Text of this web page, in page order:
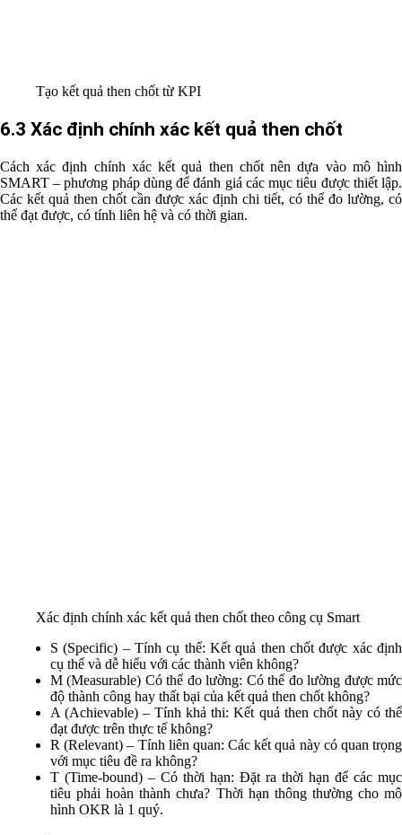
Tạo kết quả then chốt từ KPI
6.3 Xác định chính xác kết quả then chốt
Cách xác định chính xác kết quả then chốt nên dựa vào mô hình
SMART – phương pháp dùng để đánh giá các mục tiêu được thiết lập.
Các kết quả then chốt cần được xác định chi tiết, có thể đo lường, có
thể đạt được, có tính liên hệ và có thời gian.
Xác định chính xác kết quả then chốt theo công cụ Smart
S (Specific) – Tính cụ thể: Kết quả then chốt được xác định
cụ thể và dễ hiểu với các thành viên không?
M (Measurable) Có thể đo lường: Có thể đo lường được mức
độ thành công hay thất bại của kết quả then chốt không?
A (Achievable) – Tính khả thi: Kết quả then chốt này có thể
đạt được trên thực tế không?
R (Relevant) – Tính liên quan: Các kết quả này có quan trọng
với mục tiêu đề ra không?
T (Time-bound) – Có thời hạn: Đặt ra thời hạn để các mục
tiêu phải hoàn thành chưa? Thời hạn thông thường cho mô
hình OKR là 1 quý.